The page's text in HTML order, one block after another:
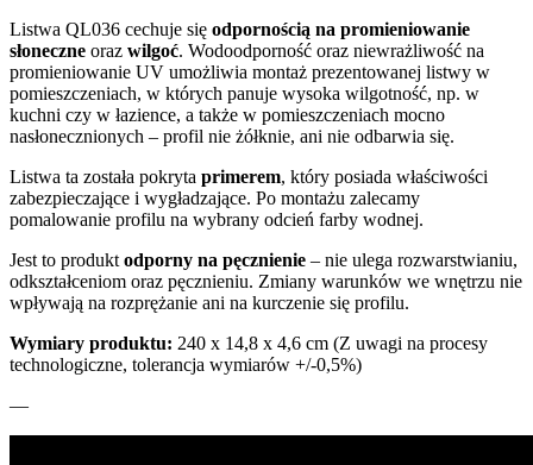
Listwa QL036 cechuje się odpornością na promieniowanie
słoneczne oraz wilgoć. Wodoodporność oraz niewrażliwość na
promieniowanie UV umożliwia montaż prezentowanej listwy w
pomieszczeniach, w których panuje wysoka wilgotność, np. w
kuchni czy w łazience, a także w pomieszczeniach mocno
nasłonecznionych – profil nie żółknie, ani nie odbarwia się.
Listwa ta została pokryta primerem, który posiada właściwości
zabezpieczające i wygładzające. Po montażu zalecamy
pomalowanie profilu na wybrany odcień farby wodnej.
Jest to produkt odporny na pęcznienie – nie ulega rozwarstwianiu,
odkształceniom oraz pęcznieniu. Zmiany warunków we wnętrzu nie
wpływają na rozprężanie ani na kurczenie się profilu.
Wymiary produktu: 240 x 14,8 x 4,6 cm (Z uwagi na procesy
technologiczne, tolerancja wymiarów +/-0,5%)
—